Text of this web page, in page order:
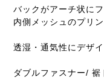
バックがアーチ状に
内側メッシュのプリ
透湿・通気性にデザ
ダブルファスナー/